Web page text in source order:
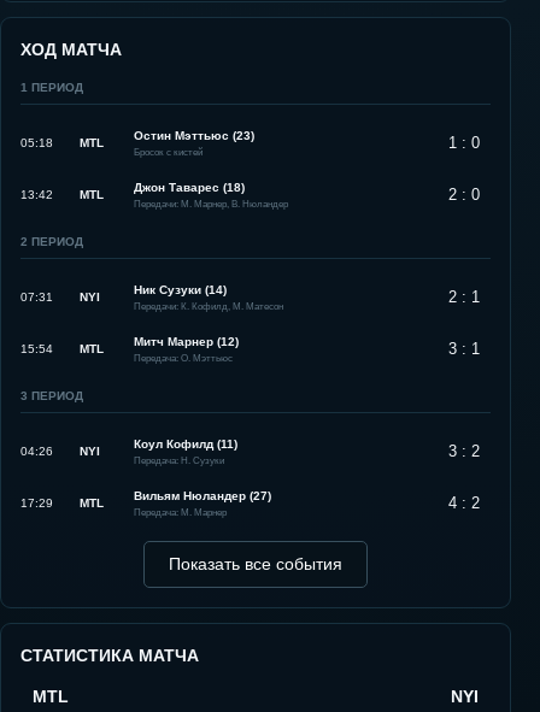
ХОД МАТЧА
1 ПЕРИОД
05:18 MTL
Остин Мэттьюс (23)
Бросок с кистей 1 : 0
13:42 MTL
Джон Таварес (18)
Передачи: М. Марнер, В. Нюландер 2 : 0
2 ПЕРИОД
07:31 NYI
Ник Сузуки (14)
Передачи: К. Кофилд, М. Матесон 2 : 1
15:54 MTL
Митч Марнер (12)
Передача: О. Мэттьюс 3 : 1
3 ПЕРИОД
04:26 NYI
Коул Кофилд (11)
Передача: Н. Сузуки 3 : 2
17:29 MTL
Вильям Нюландер (27)
Передача: М. Марнер 4 : 2
Показать все события
СТАТИСТИКА МАТЧА
MTL NYI